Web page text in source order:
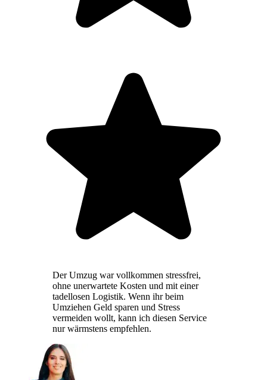
Der Umzug war vollkommen stressfrei,
ohne unerwartete Kosten und mit einer
tadellosen Logistik. Wenn ihr beim
Umziehen Geld sparen und Stress
vermeiden wollt, kann ich diesen Service
nur wärmstens empfehlen.